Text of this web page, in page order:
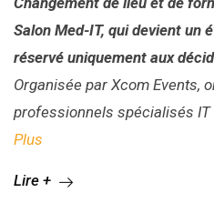
Salon Med-IT, qui devient un
réservé uniquement aux
Organisée par Xcom Events,
professionnels spécialisés IT
Plus
Lire +